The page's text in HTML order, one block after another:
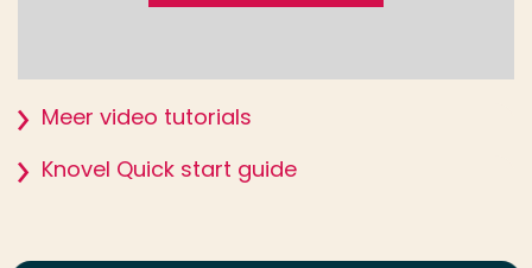
Meer video tutorials
Knovel Quick start guide